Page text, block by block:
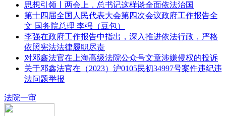
思想引领丨两会上，总书记这样谈全面依法治国
第十四届全国人民代表大会第四次会议政府工作报告全
文 国务院总理 李强（豆包）
李强在政府工作报告中指出，深入推进依法行政，严格
依照宪法法律履职尽责
对邓鑫法官在上海高级法院公众号文章涉嫌侵权的投诉
关于邓鑫法官在（2023）沪0105民初34997号案件违纪违
法问题举报
法院一审